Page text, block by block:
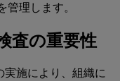
管理します。
査の重要性
施により、組織に